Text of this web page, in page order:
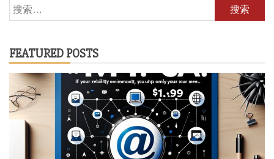
搜
索：
FEATURED POSTS